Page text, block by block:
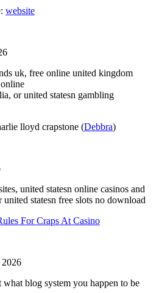
website
uk, free online united kingdom
or united statesn gambling
lloyd crapstone (Debbra)
united statesn online casinos and
united statesn free slots no download
For Craps At Casino
2026
blog system you happen to be